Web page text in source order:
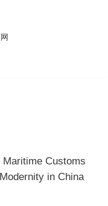
Customs
in China